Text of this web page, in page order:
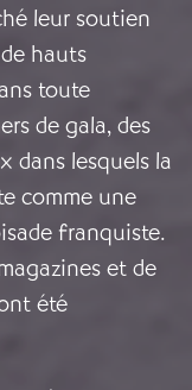
leur soutien
hauts
toute
de gala, des
dans lesquels la
comme une
franquiste.
et de
été